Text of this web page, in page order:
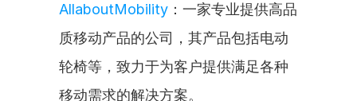
AllaboutMobility ：一家专业提供高品
质移动产品的公司，其产品包括电动
轮椅等，致力于为客户提供满足各种
移动需求的解决方案。